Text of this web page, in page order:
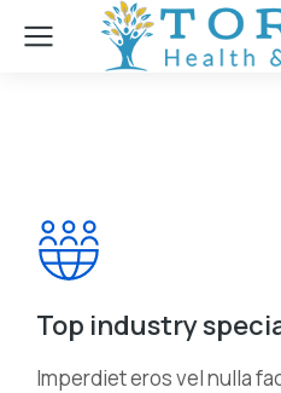
Top industry
Imperdiet eros vel nulla